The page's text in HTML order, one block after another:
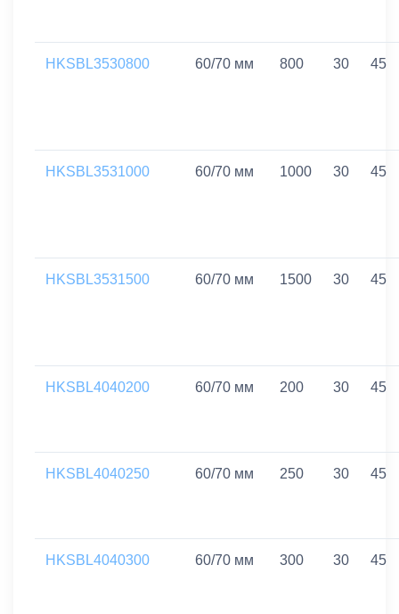
HKSBL3530800 60/70 мм 800 30 45
HKSBL3531000 60/70 мм 1000 30 45
HKSBL3531500 60/70 мм 1500 30 45
HKSBL4040200 60/70 мм 200 30 45
HKSBL4040250 60/70 мм 250 30 45
HKSBL4040300 60/70 мм 300 30 45